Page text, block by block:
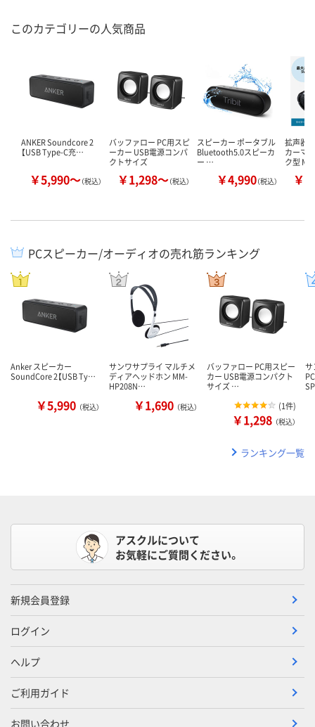
このカテゴリーの人気商品
ANKER Soundcore 2
【USB Type-C充…
￥5,990～（税込）
バッファロー PC用スピ
ーカー USB電源コンパ
クトサイズ
￥1,298～（税込）
スピーカー ポータブル
Bluetooth5.0スピーカ
ー …
￥4,990（税込）
拡声器
カーマ
ク型
￥
PCスピーカー/オーディオの売れ筋ランキング
Anker スピーカー
SoundCore 2【USB Ty…
￥5,990 （税込）
サンワサプライ マルチメ
ディアヘッドホン MM-
HP208N…
￥1,690 （税込）
バッファロー PC用スピー
カー USB電源コンパクト
サイズ …
(1件)
￥1,298 （税込）
サ
ランキング一覧
アスクルについて
お気軽にご質問ください。
新規会員登録
ログイン
ヘルプ
ご利用ガイド
お問い合わせ